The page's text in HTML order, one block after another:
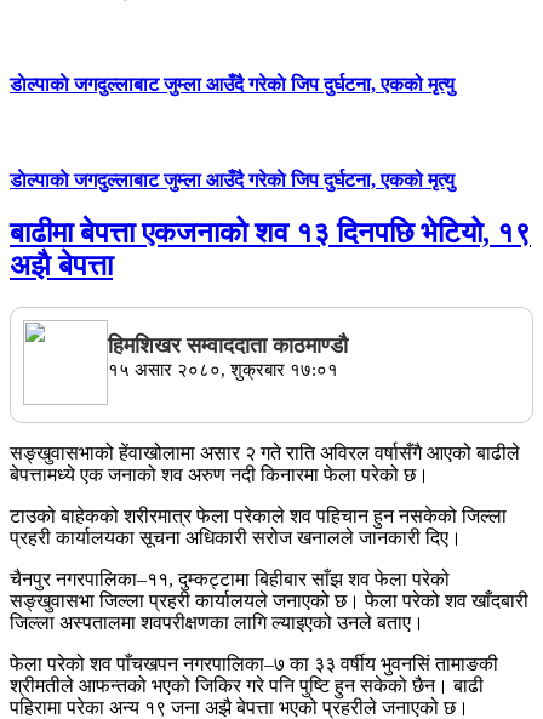
डाेल्पाकाे जगदुल्लाबाट जुम्ला आउँदै गरेकाे जिप दुर्घटना, एकको मृत्यु
डाेल्पाकाे जगदुल्लाबाट जुम्ला आउँदै गरेकाे जिप दुर्घटना, एकको मृत्यु
बाढीमा बेपत्ता एकजनाको शव १३ दिनपछि भेटियो, १९
अझै बेपत्ता
हिमशिखर सम्वाददाता काठमाण्डौ
१५ असार २०८०, शुक्रबार १७:०१
सङ्खुवासभाको हेंवाखोलामा असार २ गते राति अविरल वर्षासँगै आएको बाढीले
बेपत्तामध्ये एक जनाको शव अरुण नदी किनारमा फेला परेको छ।
टाउको बाहेकको शरीरमात्र फेला परेकाले शव पहिचान हुन नसकेको जिल्ला
प्रहरी कार्यालयका सूचना अधिकारी सरोज खनालले जानकारी दिए।
चैनपुर नगरपालिका–११, दुम्कट्टामा बिहीबार साँझ शव फेला परेको
सङ्खुवासभा जिल्ला प्रहरी कार्यालयले जनाएको छ। फेला परेको शव खाँदबारी
जिल्ला अस्पतालमा शवपरीक्षणका लागि ल्याइएको उनले बताए।
फेला परेको शव पाँचखपन नगरपालिका–७ का ३३ वर्षीय भुवनसिं तामाङकी
श्रीमतीले आफन्तको भएको जिकिर गरे पनि पुष्टि हुन सकेको छैन। बाढी
पहिरामा परेका अन्य १९ जना अझै बेपत्ता भएको प्रहरीले जनाएको छ।